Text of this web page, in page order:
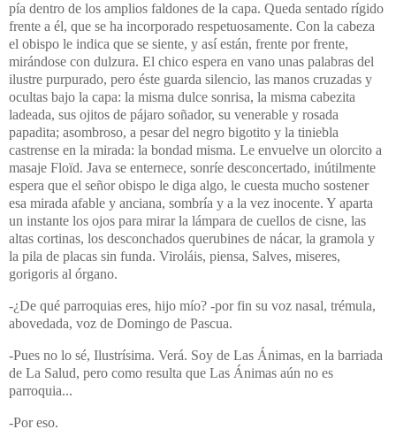
pía dentro de los amplios faldones de la capa. Queda sentado rígido
frente a él, que se ha incorporado respetuosamente. Con la cabeza
el obispo le indica que se siente, y así están, frente por frente,
mirándose con dulzura. El chico espera en vano unas palabras del
ilustre purpurado, pero éste guarda silencio, las manos cruzadas y
ocultas bajo la capa: la misma dulce sonrisa, la misma cabezita
ladeada, sus ojitos de pájaro soñador, su venerable y rosada
papadita; asombroso, a pesar del negro bigotito y la tiniebla
castrense en la mirada: la bondad misma. Le envuelve un olorcito a
masaje Floïd. Java se enternece, sonríe desconcertado, inútilmente
espera que el señor obispo le diga algo, le cuesta mucho sostener
esa mirada afable y anciana, sombría y a la vez inocente. Y aparta
un instante los ojos para mirar la lámpara de cuellos de cisne, las
altas cortinas, los desconchados querubines de nácar, la gramola y
la pila de placas sin funda. Viroláis, piensa, Salves, miseres,
gorigoris al órgano.
-¿De qué parroquias eres, hijo mío? -por fin su voz nasal, trémula,
abovedada, voz de Domingo de Pascua.
-Pues no lo sé, Ilustrísima. Verá. Soy de Las Ánimas, en la barriada
de La Salud, pero como resulta que Las Ánimas aún no es
parroquia...
-Por eso.